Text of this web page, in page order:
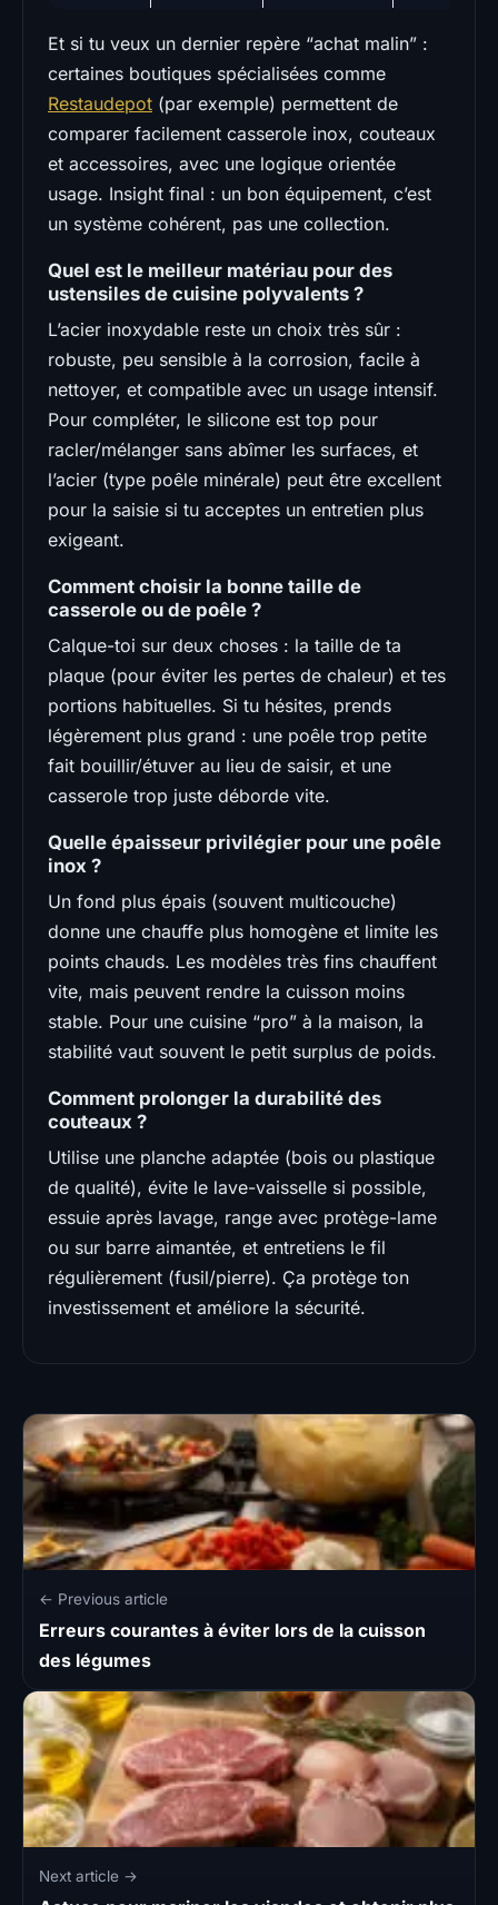
Et si tu veux un dernier repère “achat malin” :
certaines boutiques spécialisées comme
Restaudepot (par exemple) permettent de
comparer facilement casserole inox, couteaux
et accessoires, avec une logique orientée
usage. Insight final : un bon équipement, c’est
un système cohérent, pas une collection.
Quel est le meilleur matériau pour des
ustensiles de cuisine polyvalents ?
L’acier inoxydable reste un choix très sûr :
robuste, peu sensible à la corrosion, facile à
nettoyer, et compatible avec un usage intensif.
Pour compléter, le silicone est top pour
racler/mélanger sans abîmer les surfaces, et
l’acier (type poêle minérale) peut être excellent
pour la saisie si tu acceptes un entretien plus
exigeant.
Comment choisir la bonne taille de
casserole ou de poêle ?
Calque-toi sur deux choses : la taille de ta
plaque (pour éviter les pertes de chaleur) et tes
portions habituelles. Si tu hésites, prends
légèrement plus grand : une poêle trop petite
fait bouillir/étuver au lieu de saisir, et une
casserole trop juste déborde vite.
Quelle épaisseur privilégier pour une poêle
inox ?
Un fond plus épais (souvent multicouche)
donne une chauffe plus homogène et limite les
points chauds. Les modèles très fins chauffent
vite, mais peuvent rendre la cuisson moins
stable. Pour une cuisine “pro” à la maison, la
stabilité vaut souvent le petit surplus de poids.
Comment prolonger la durabilité des
couteaux ?
Utilise une planche adaptée (bois ou plastique
de qualité), évite le lave-vaisselle si possible,
essuie après lavage, range avec protège-lame
ou sur barre aimantée, et entretiens le fil
régulièrement (fusil/pierre). Ça protège ton
investissement et améliore la sécurité.
← Previous article
Erreurs courantes à éviter lors de la cuisson
des légumes
Next article →